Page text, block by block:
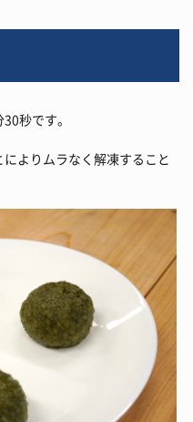
秒です。
によりムラなく解凍すること